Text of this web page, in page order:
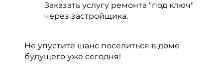
Заказать услугу ремонта "под ключ"
через застройщика.
Не упустите шанс поселиться в доме
будущего уже сегодня!